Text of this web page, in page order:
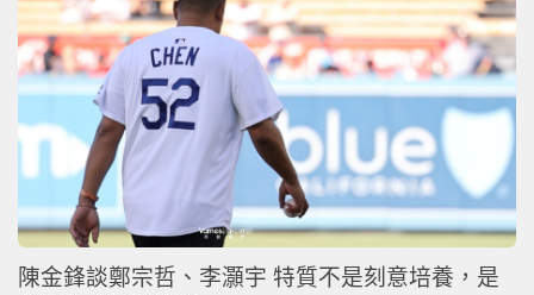
陳金鋒談鄭宗哲、李灝宇 特質不是刻意培養，是